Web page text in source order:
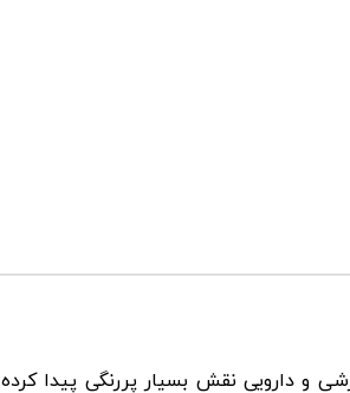
و دارویی نقش بسیار پررنگی پیدا کرده